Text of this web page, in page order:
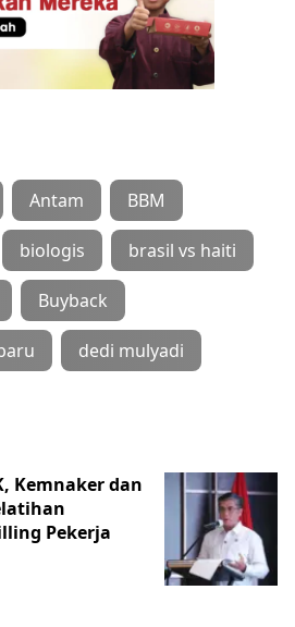
Antam BBM
biologis brasil vs haiti
Buyback
dedi mulyadi
Kemnaker dan
Pekerja